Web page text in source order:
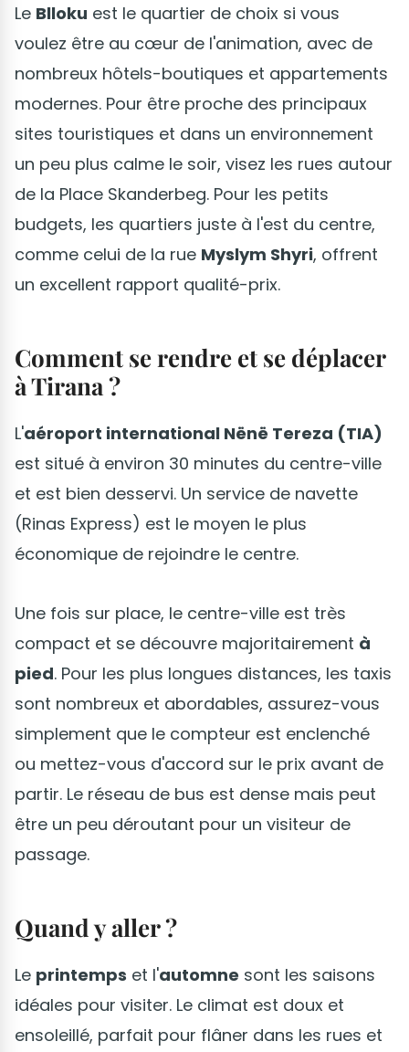
Le Blloku est le quartier de choix si vous
voulez être au cœur de l'animation, avec de
nombreux hôtels-boutiques et appartements
modernes. Pour être proche des principaux
sites touristiques et dans un environnement
un peu plus calme le soir, visez les rues autour
de la Place Skanderbeg. Pour les petits
budgets, les quartiers juste à l'est du centre,
comme celui de la rue Myslym Shyri, offrent
un excellent rapport qualité-prix.
Comment se rendre et se déplacer
à Tirana ?
L'aéroport international Nënë Tereza (TIA)
est situé à environ 30 minutes du centre-ville
et est bien desservi. Un service de navette
(Rinas Express) est le moyen le plus
économique de rejoindre le centre.
Une fois sur place, le centre-ville est très
compact et se découvre majoritairement à
pied. Pour les plus longues distances, les taxis
sont nombreux et abordables, assurez-vous
simplement que le compteur est enclenché
ou mettez-vous d'accord sur le prix avant de
partir. Le réseau de bus est dense mais peut
être un peu déroutant pour un visiteur de
passage.
Quand y aller ?
Le printemps et l'automne sont les saisons
idéales pour visiter. Le climat est doux et
ensoleillé, parfait pour flâner dans les rues et